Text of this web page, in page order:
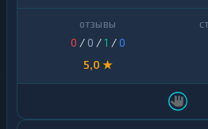
0 / 0 /1 /0
5,0 ★